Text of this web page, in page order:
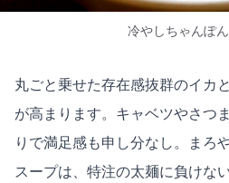
冷やしちゃんぽ
丸ごと乗せた存在感抜群のイカ
が高まります。キャベツやさつ
りで満足感も申し分なし。まろ
スープは、特注の太麺に負けな